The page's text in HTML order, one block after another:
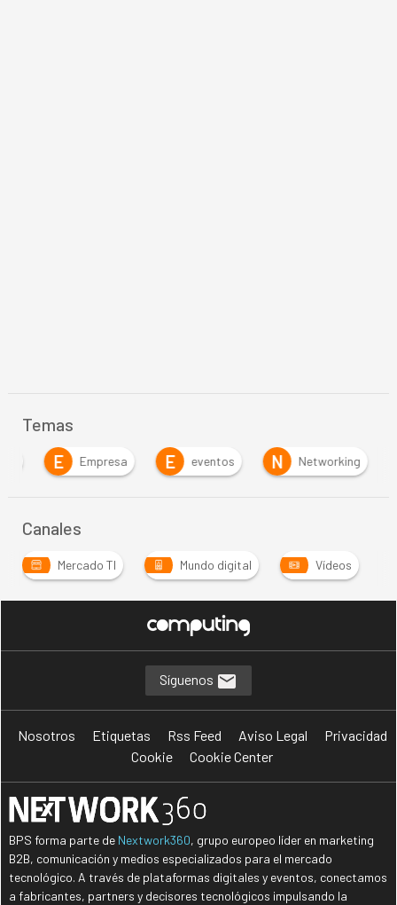
Temas
E Empresa E eventos N Networking
Canales
Mercado TI Mundo digital Vídeos
Síguenos
Nosotros Etiquetas Rss Feed Aviso Legal
Privacidad
Cookie
Cookie Center
BPS forma parte de Nextwork360, grupo europeo líder en marketing
B2B, comunicación y medios especializados para el mercado
tecnológico. A través de plataformas digitales y eventos, conectamos
a fabricantes, partners y decisores tecnológicos impulsando la